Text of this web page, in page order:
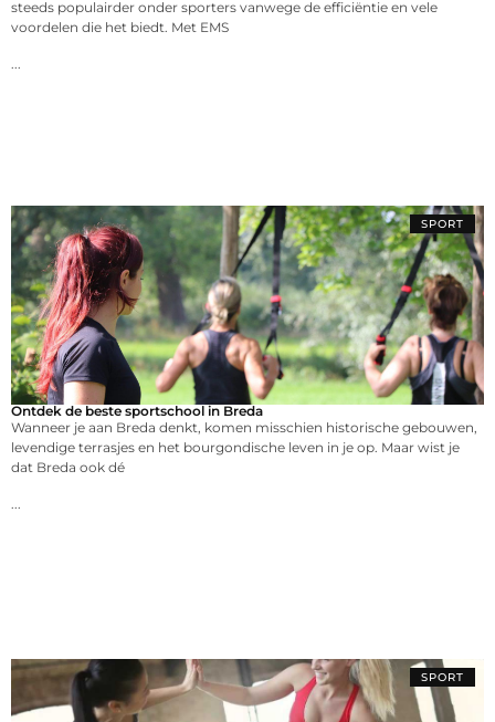
steeds populairder onder sporters vanwege de efficiëntie en vele
voordelen die het biedt. Met EMS
SPORT
Ontdek de beste sportschool in Breda
Wanneer je aan Breda denkt, komen misschien historische gebouwen,
levendige terrasjes en het bourgondische leven in je op. Maar wist je
dat Breda ook dé
SPORT